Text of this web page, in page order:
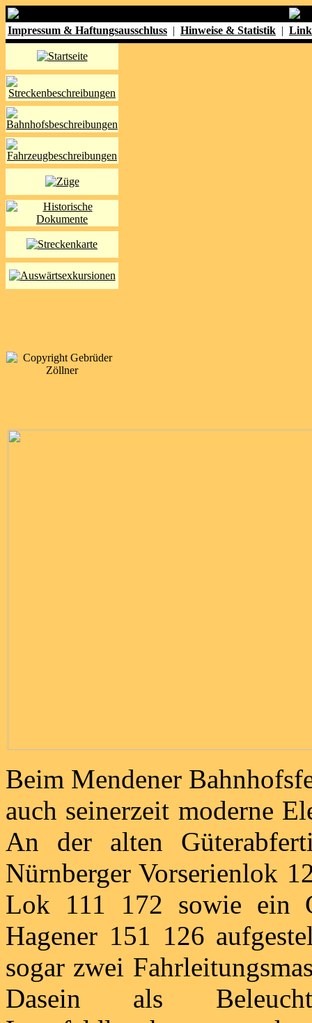
Impressum & Haftungsausschluss | Hinweise & Statistik |
Beim Mendener
auch seinerzeit moderne
An der alten
Nürnberger Vorserienlok
Lok 111 172 sowie ein
Hagener 151 126
sogar zwei
Dasein als